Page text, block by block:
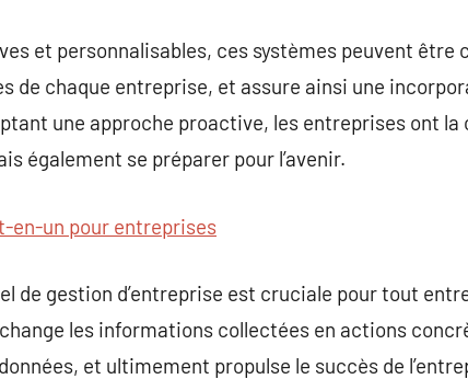
et personnalisables, ces systèmes peuvent être
de chaque entreprise, et assure ainsi une
une approche proactive, les entreprises ont
également se préparer pour l’avenir.
en-un pour entreprises
de gestion d’entreprise est cruciale pour tout
les informations collectées en actions
et ultimement propulse le succès de